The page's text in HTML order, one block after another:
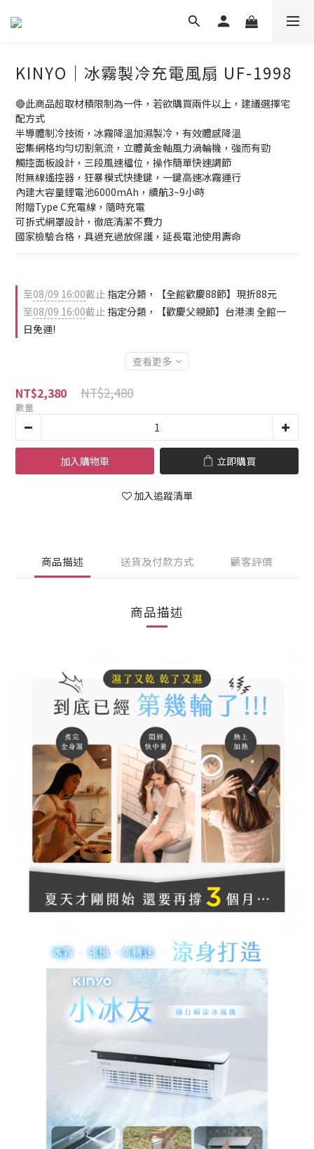
KINYO｜冰霧製冷充電風扇 UF-1998
🔴此商品超取材積限制為一件，若欲購買兩件以上，建議選擇宅
配方式
半導體制冷技術，冰霧降溫加濕製冷，有效體感降溫
密集網格均勻切割氣流，立體黃金軸風力渦輪機，強而有勁
觸控面板設計，三段風速檔位，操作簡單快速調節
附無線遙控器，狂暴模式快捷鍵，一鍵高速冰霧運行
內建大容量鋰電池6000mAh，續航3~9小時
附贈Type C充電線，隨時充電
可拆式網罩設計，徹底清潔不費力
國家檢驗合格，具過充過放保護，延長電池使用壽命
至08/09 16:00截止 指定分類，【全館歡慶88節】現折88元
至08/09 16:00截止 指定分類，【歡慶父親節】台港澳 全館一
日免運!
查看更多
NT$2,380 NT$2,480
數量
加入購物車 立即購買
加入追蹤清單
商品描述 送貨及付款方式 顧客評價
商品描述